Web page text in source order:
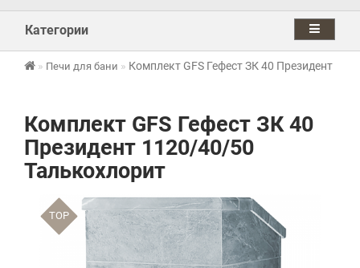
Категории
Печи для бани Комплект GFS Гефест ЗК 40 Президент
Комплект GFS Гефест ЗК 40
Президент 1120/40/50
Талькохлорит
TOP